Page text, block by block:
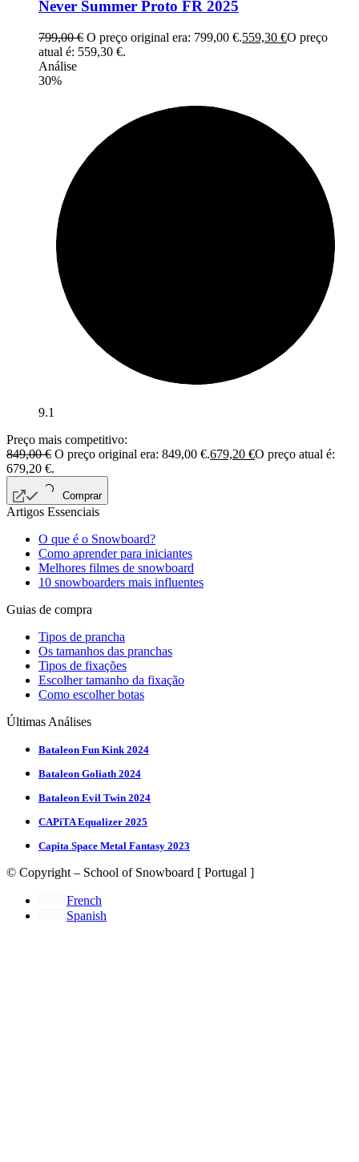
Never Summer Proto FR 2025
799,00€ O preço original era: 799,00 €.559,30 €O preço
atual é: 559,30 €.
Análise
30%
9.1
Preço mais competitivo:
849,00€ O preço original era: 849,00 €.679,20 €O preço atual é:
679,20 €.
Comprar
Artigos Essenciais
O que é o Snowboard?
Como aprender para iniciantes
Melhores filmes de snowboard
10 snowboarders mais influentes
Guias de compra
Tipos de prancha
Os tamanhos das pranchas
Tipos de fixações
Escolher tamanho da fixação
Como escolher botas
Últimas Análises
Bataleon Fun Kink 2024
Bataleon Goliath 2024
Bataleon Evil Twin 2024
CAPiTA Equalizer 2025
Capita Space Metal Fantasy 2023
© Copyright – School of Snowboard [ Portugal ]
French
Spanish